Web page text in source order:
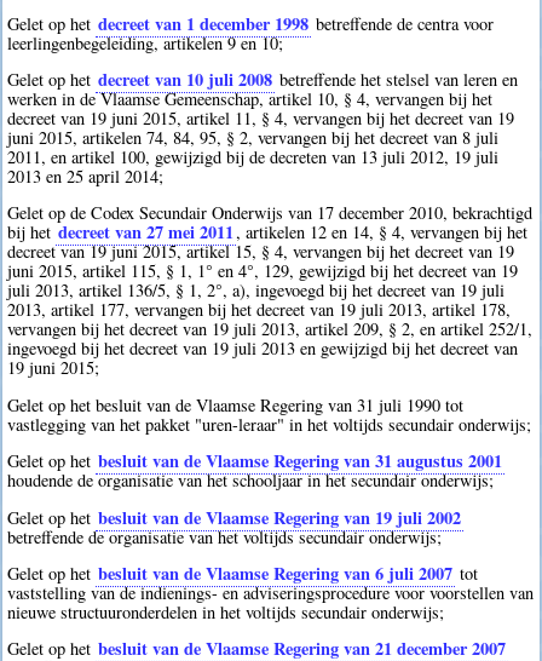
Gelet op het decreet van 1 december 1998 betreffende de centra voor
leerlingenbegeleiding, artikelen 9 en 10;
Gelet op het decreet van 10 juli 2008 betreffende het stelsel van leren en
werken in de Vlaamse Gemeenschap, artikel 10, § 4, vervangen bij het
decreet van 19 juni 2015, artikel 11, § 4, vervangen bij het decreet van 19
juni 2015, artikelen 74, 84, 95, § 2, vervangen bij het decreet van 8 juli
2011, en artikel 100, gewijzigd bij de decreten van 13 juli 2012, 19 juli
2013 en 25 april 2014;
Gelet op de Codex Secundair Onderwijs van 17 december 2010, bekrachtigd
bij het decreet van 27 mei 2011, artikelen 12 en 14, § 4, vervangen bij het
decreet van 19 juni 2015, artikel 15, § 4, vervangen bij het decreet van 19
juni 2015, artikel 115, § 1, 1° en 4°, 129, gewijzigd bij het decreet van 19
juli 2013, artikel 136/5, § 1, 2°, a), ingevoegd bij het decreet van 19 juli
2013, artikel 177, vervangen bij het decreet van 19 juli 2013, artikel 178,
vervangen bij het decreet van 19 juli 2013, artikel 209, § 2, en artikel 252/1,
ingevoegd bij het decreet van 19 juli 2013 en gewijzigd bij het decreet van
19 juni 2015;
Gelet op het besluit van de Vlaamse Regering van 31 juli 1990 tot
vastlegging van het pakket "uren-leraar" in het voltijds secundair onderwijs;
Gelet op het besluit van de Vlaamse Regering van 31 augustus 2001
houdende de organisatie van het schooljaar in het secundair onderwijs;
Gelet op het besluit van de Vlaamse Regering van 19 juli 2002
betreffende de organisatie van het voltijds secundair onderwijs;
Gelet op het besluit van de Vlaamse Regering van 6 juli 2007 tot
vaststelling van de indienings- en adviseringsprocedure voor voorstellen van
nieuwe structuuronderdelen in het voltijds secundair onderwijs;
Gelet op het besluit van de Vlaamse Regering van 21 december 2007